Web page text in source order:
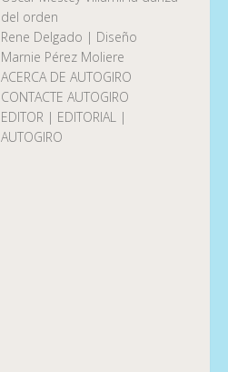
del orden
Rene Delgado | Diseño
Marnie Pérez Moliere
ACERCA DE AUTOGIRO
CONTACTE AUTOGIRO
EDITOR | EDITORIAL |
AUTOGIRO